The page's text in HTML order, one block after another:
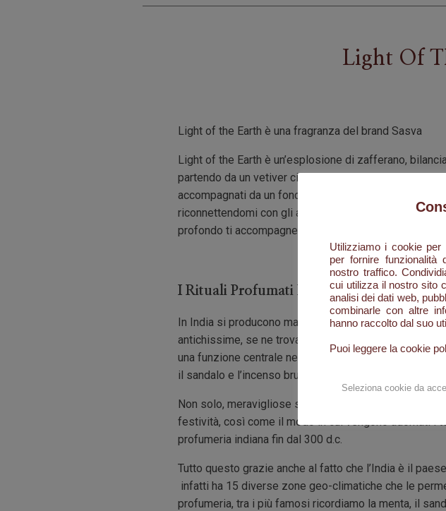
Light Of
Light of the Earth è una fragranza del brand Sasva
Light of the Earth è un’esplosione di zafferano,
partendo da un vetiver cipriato e ambra per creare il
accompagnati da un fondo legnoso. Voglio
riconnettendomi con gli aspetti informi dell’essere,
profondo ti accompagnerà in un viaggio sensoriale
I Rituali Profumati Indiani
In India si producono materie prime di eccezionale
antichissime, se ne trova traccia in moltissimi testi
una funzione centrale nella vita spirituale indiana,
il sandalo e l’incenso bruciati durante il Ganga Aarti,
Non solo, meravigliose sono le acconciature e le
festività, così come il modo in cui vengono adornati i
profumeria indiana fin dal 300 d.c.
Tutto questo grazie anche al fatto che l’India è il
infatti ha 15 diverse zone geo-climatiche che le
profumeria, tra i più famosi ricordiamo la menta, il
Utilizziamo i cookie per
per fornire funzionalità
nostro traffico.
cui utilizza il nostro sito
analisi dei dati web,
combinarle con altre
hanno raccolto dal suo
Puoi leggere la cookie
Seleziona cookie da